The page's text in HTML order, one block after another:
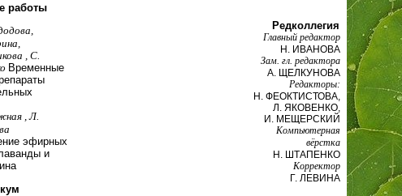
работы
, С.
Временные
, Л.
эфирных
и
Редколлегия
Главный редактор
Н. ИВАНОВА
Зам. гл. редактора
А. ЩЕЛКУНОВА
Редакторы:
Н. ФЕОКТИСТОВА,
Л. ЯКОВЕНКО,
И. МЕЩЕРСКИЙ
Компьютерная
вёрстка
Н. ШТАПЕНКО
Корректор
Г. ЛЕВИНА